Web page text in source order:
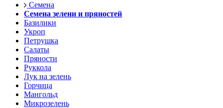
Семена
Семена зелени и пряностей
Базилики
Укроп
Петрушка
Салаты
Пряности
Руккола
Лук на зелень
Горчица
Мангольд
Микрозелень